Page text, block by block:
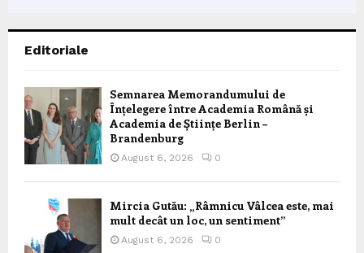
Editoriale
Semnarea Memorandumului de
Înțelegere între Academia Română și
Academia de Științe Berlin –
Brandenburg
August 6, 2026 0
Mircia Gutău: „Râmnicu Vâlcea este, mai
mult decât un loc, un sentiment”
August 6, 2026 0